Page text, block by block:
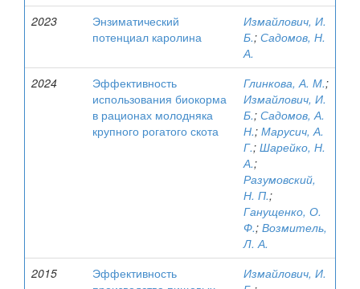
2023
Энзиматический
потенциал каролина
Измайлович, И.
Б.; Садомов, Н.
А.
2024
Эффективность
использования биокорма
в рационах молодняка
крупного рогатого скота
Глинкова, А. М.;
Измайлович, И.
Б.; Садомов, А.
Н.; Марусич, А.
Г.; Шарейко, Н.
А.;
Разумовский,
Н. П.;
Ганущенко, О.
Ф.; Возмитель,
Л. А.
2015
Эффективность
Измайлович, И.